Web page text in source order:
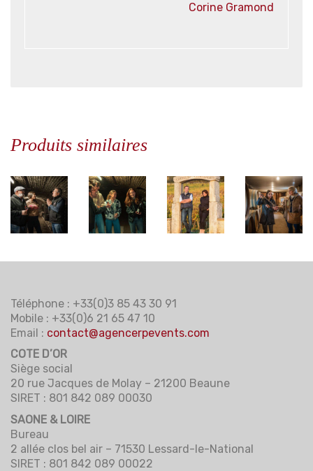
Corine Gramond
Produits similaires
Téléphone : +33(0)3 85 43 30 91
Mobile : +33(0)6 21 65 47 10
Email : contact@agencerpevents.com
COTE D’OR
Siège social
20 rue Jacques de Molay – 21200 Beaune
SIRET : 801 842 089 00030
SAONE & LOIRE
Bureau
2 allée clos bel air – 71530 Lessard-le-National
SIRET : 801 842 089 00022